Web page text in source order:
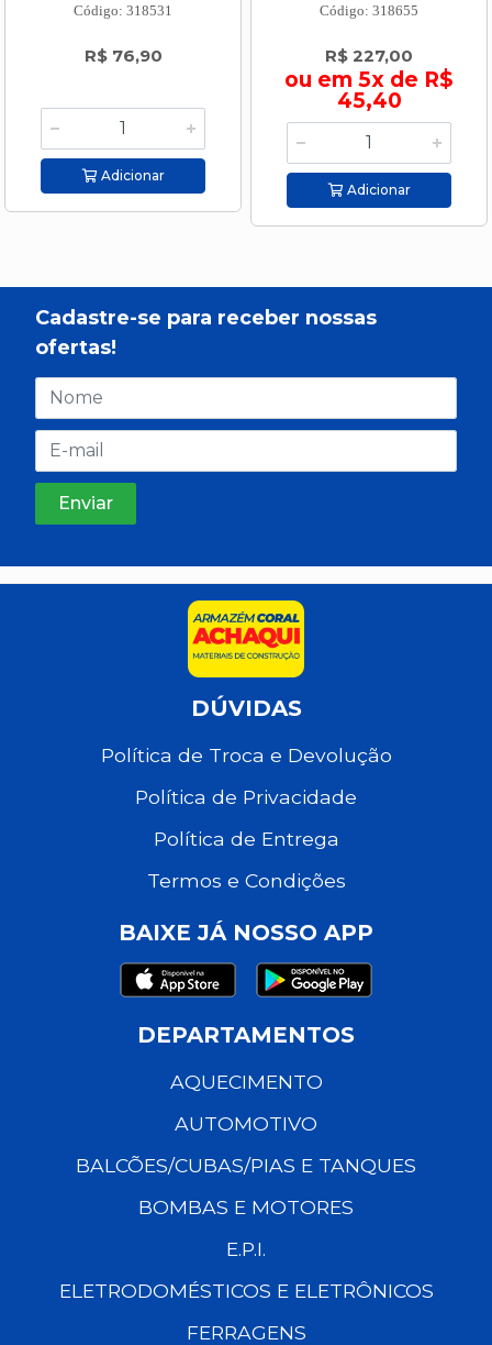
Código: 318531
R$ 76,90
Adicionar
Código: 318655
R$ 227,00
ou em 5x de R$
45,40
Adicionar
Cadastre-se para receber nossas
ofertas!
DÚVIDAS
Política de Troca e Devolução
Política de Privacidade
Política de Entrega
Termos e Condições
BAIXE JÁ NOSSO APP
DEPARTAMENTOS
AQUECIMENTO
AUTOMOTIVO
BALCÕES/CUBAS/PIAS E TANQUES
BOMBAS E MOTORES
E.P.I.
ELETRODOMÉSTICOS E ELETRÔNICOS
FERRAGENS